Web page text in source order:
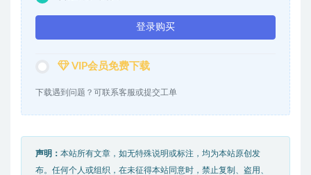
登录购买
VIP会员免费下载
下载遇到问题？可联系客服或提交工单
声明： 本站所有文章，如无特殊说明或标注，均为本站原创发
布。任何个人或组织，在未征得本站同意时，禁止复制、盗用、